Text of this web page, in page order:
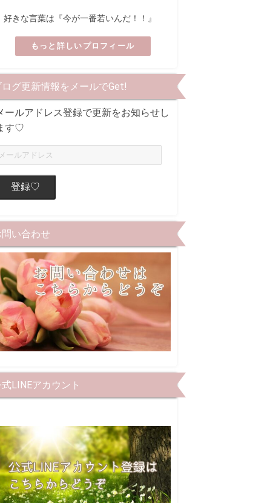
好きな言葉は『今が一番若いんだ！！』
もっと詳しいプロフィール
ログ更新情報をメールでGet!
ールアドレス登録で更新をお知らせし
す♡
登録♡
問い合わせ
LINEアカウント